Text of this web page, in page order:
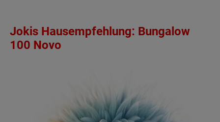
Jokis Hausempfehlung: Bungalow
100 Novo